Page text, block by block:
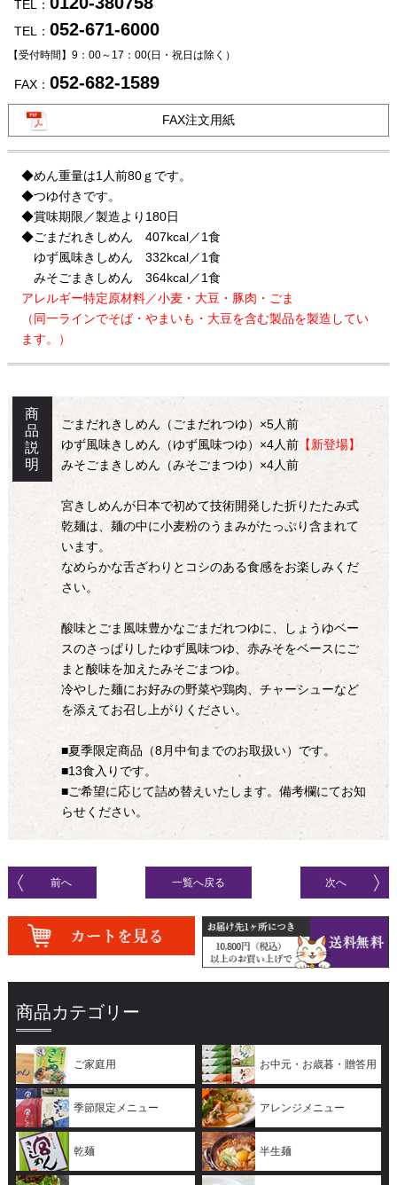
TEL：
TEL： 052-671-6000
【受付時間】9：00～17：00(日・祝日は除く）
FAX： 052-682-1589
FAX注文用紙
◆めん重量は1人前80ｇです。
◆つゆ付きです。
◆賞味期限／製造より180日
◆ごまだれきしめん 407kcal／1食
ゆず風味きしめん 332kcal／1食
みそごまきしめん 364kcal／1食
アレルギー特定原材料／小麦・大豆・豚肉・ごま
（同一ラインでそば・やまいも・大豆を含む製品を製造してい
ます。）
商
品
説
明
ごまだれきしめん（ごまだれつゆ）×5人前
ゆず風味きしめん（ゆず風味つゆ）×4人前【新登場】
みそごまきしめん（みそごまつゆ）×4人前
宮きしめんが日本で初めて技術開発した折りたたみ式
乾麺は、麺の中に小麦粉のうまみがたっぷり含まれて
います。
なめらかな舌ざわりとコシのある食感をお楽しみくだ
さい。
酸味とごま風味豊かなごまだれつゆに、しょうゆベー
スのさっぱりしたゆず風味つゆ、赤みそをベースにご
まと酸味を加えたみそごまつゆ。
冷やした麺にお好みの野菜や鶏肉、チャーシューなど
を添えてお召し上がりください。
■夏季限定商品（8月中旬までのお取扱い）です。
■13食入りです。
■ご希望に応じて詰め替えいたします。備考欄にてお知
らせください。
前へ 一覧へ戻る 次へ
商品カテゴリー
ご家庭用 お中元・お歳暮・贈答用
季節限定メニュー アレンジメニュー
乾麺 半生麺